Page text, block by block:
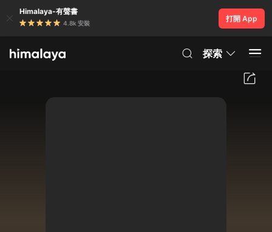
Himalaya-有聲書
4.8k 安裝
打開 App
探索